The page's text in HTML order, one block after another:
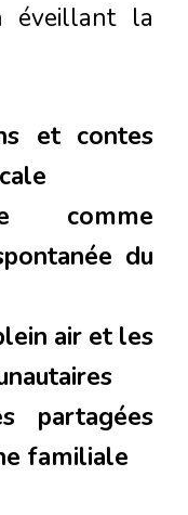
éveillant la
et contes
comme
du
air et les
partagées
familiale